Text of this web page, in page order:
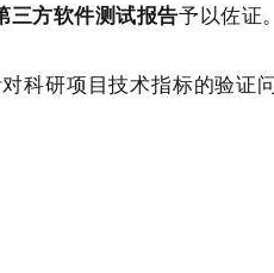
三方软件测试报告予以佐证。
科研项目技术指标的验证